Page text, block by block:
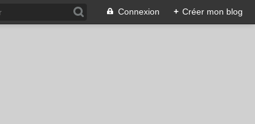
Connexion + Créer mon blog